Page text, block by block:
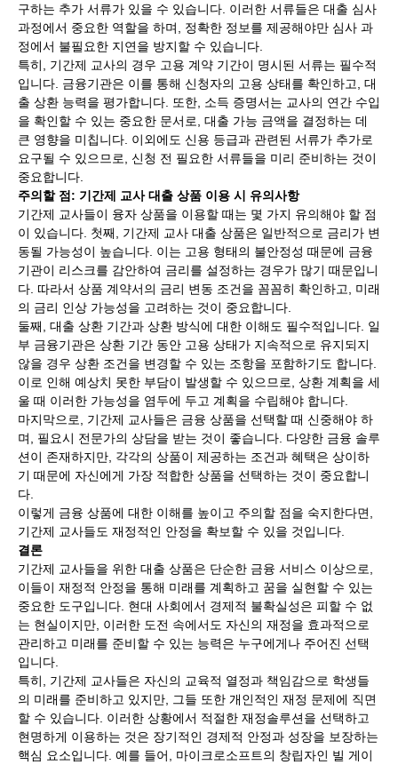
구하는 추가 서류가 있을 수 있습니다. 이러한 서류들은 대출 심사
과정에서 중요한 역할을 하며, 정확한 정보를 제공해야만 심사 과
정에서 불필요한 지연을 방지할 수 있습니다.
특히, 기간제 교사의 경우 고용 계약 기간이 명시된 서류는 필수적
입니다. 금융기관은 이를 통해 신청자의 고용 상태를 확인하고, 대
출 상환 능력을 평가합니다. 또한, 소득 증명서는 교사의 연간 수입
을 확인할 수 있는 중요한 문서로, 대출 가능 금액을 결정하는 데
큰 영향을 미칩니다. 이외에도 신용 등급과 관련된 서류가 추가로
요구될 수 있으므로, 신청 전 필요한 서류들을 미리 준비하는 것이
중요합니다.
주의할 점: 기간제 교사 대출 상품 이용 시 유의사항
기간제 교사들이 융자 상품을 이용할 때는 몇 가지 유의해야 할 점
이 있습니다. 첫째, 기간제 교사 대출 상품은 일반적으로 금리가 변
동될 가능성이 높습니다. 이는 고용 형태의 불안정성 때문에 금융
기관이 리스크를 감안하여 금리를 설정하는 경우가 많기 때문입니
다. 따라서 상품 계약서의 금리 변동 조건을 꼼꼼히 확인하고, 미래
의 금리 인상 가능성을 고려하는 것이 중요합니다.
둘째, 대출 상환 기간과 상환 방식에 대한 이해도 필수적입니다. 일
부 금융기관은 상환 기간 동안 고용 상태가 지속적으로 유지되지
않을 경우 상환 조건을 변경할 수 있는 조항을 포함하기도 합니다.
이로 인해 예상치 못한 부담이 발생할 수 있으므로, 상환 계획을 세
울 때 이러한 가능성을 염두에 두고 계획을 수립해야 합니다.
마지막으로, 기간제 교사들은 금융 상품을 선택할 때 신중해야 하
며, 필요시 전문가의 상담을 받는 것이 좋습니다. 다양한 금융 솔루
션이 존재하지만, 각각의 상품이 제공하는 조건과 혜택은 상이하
기 때문에 자신에게 가장 적합한 상품을 선택하는 것이 중요합니
다.
이렇게 금융 상품에 대한 이해를 높이고 주의할 점을 숙지한다면,
기간제 교사들도 재정적인 안정을 확보할 수 있을 것입니다.
결론
기간제 교사들을 위한 대출 상품은 단순한 금융 서비스 이상으로,
이들이 재정적 안정을 통해 미래를 계획하고 꿈을 실현할 수 있는
중요한 도구입니다. 현대 사회에서 경제적 불확실성은 피할 수 없
는 현실이지만, 이러한 도전 속에서도 자신의 재정을 효과적으로
관리하고 미래를 준비할 수 있는 능력은 누구에게나 주어진 선택
입니다.
특히, 기간제 교사들은 자신의 교육적 열정과 책임감으로 학생들
의 미래를 준비하고 있지만, 그들 또한 개인적인 재정 문제에 직면
할 수 있습니다. 이러한 상황에서 적절한 재정솔루션을 선택하고
현명하게 이용하는 것은 장기적인 경제적 안정과 성장을 보장하는
핵심 요소입니다. 예를 들어, 마이크로소프트의 창립자인 빌 게이